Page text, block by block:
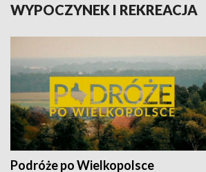
WYPOCZYNEK I REKREACJA
Podróże po Wielkopolsce